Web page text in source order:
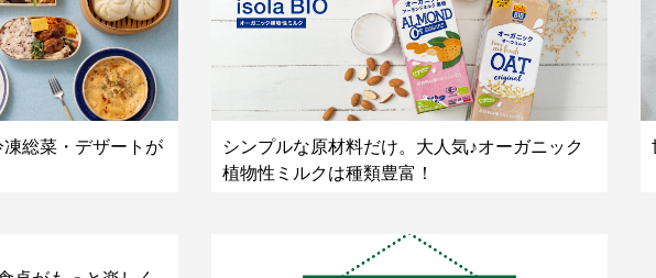
総菜・デザートが
シンプルな原材料だけ。大人気♪オーガニック
植物性ミルクは種類豊富！